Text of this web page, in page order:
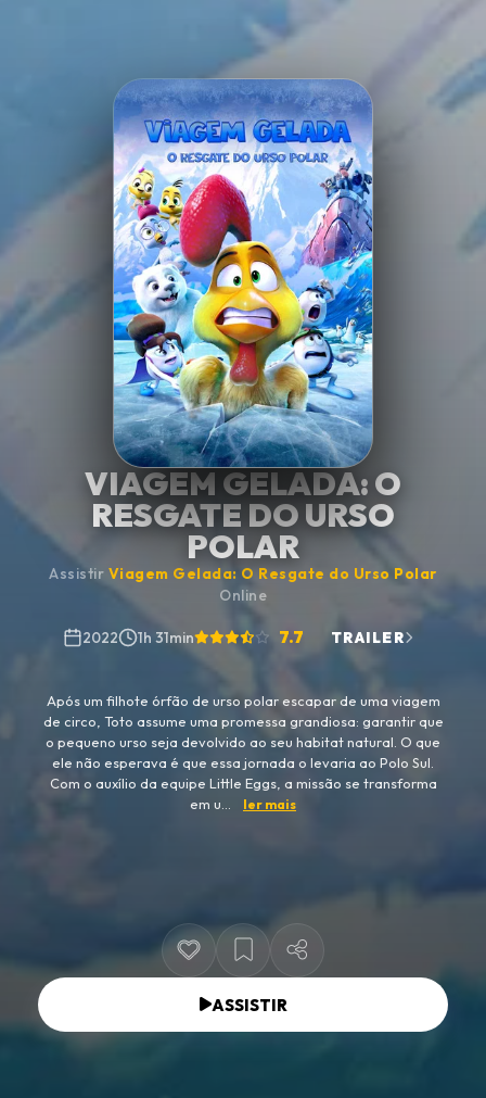
Minha Lista
Pesquisar
VIAGEM GELADA: O
RESGATE DO URSO
POLAR
Assistir Viagem Gelada: O Resgate do Urso Polar
Online
2022 1h 31min 7.7 TRAILER
Após um filhote órfão de urso polar escapar de uma viagem
de circo, Toto assume uma promessa grandiosa: garantir que
o pequeno urso seja devolvido ao seu habitat natural. O que
ele não esperava é que essa jornada o levaria ao Polo Sul.
Com o auxílio da equipe Little Eggs, a missão se transforma
em u...
ler mais
ASSISTIR